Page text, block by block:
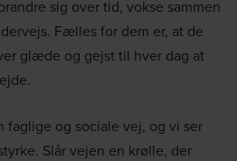
sig over tid, vokse sammen
Fælles for dem er, at de
glæde og gejst til hver dag at
faglige og sociale vej, og vi ser
Slår vejen en krølle, der